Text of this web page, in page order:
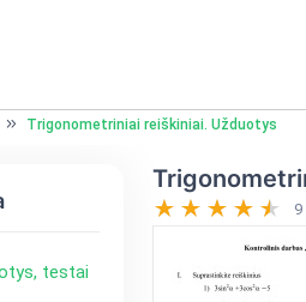
Trigonometriniai reiškiniai. Užduotys
testai